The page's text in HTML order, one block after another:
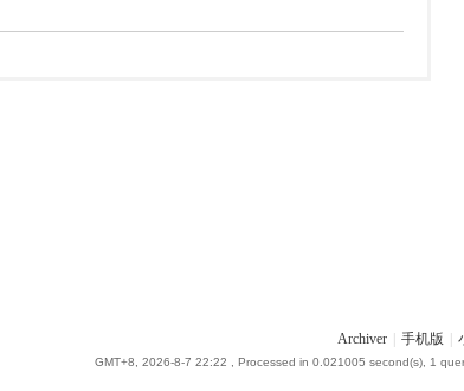
Archiver 手机版
GMT+8, 2026-8-7 22:22 , Processed in 0.021005 second(s), 1